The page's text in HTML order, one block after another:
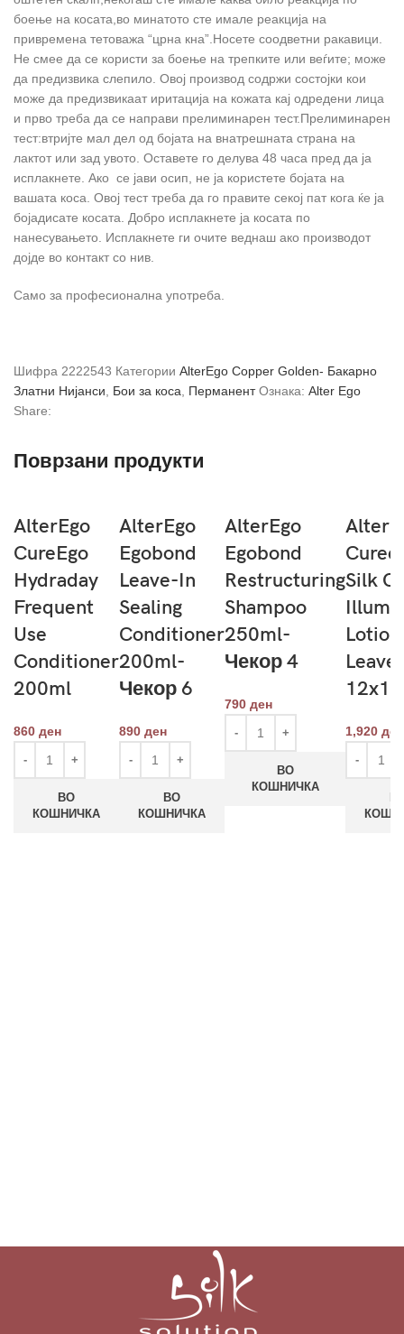
боење на косата,во минатото сте имале реакција на
привремена тетоважа “црна кна”.Носете соодветни ракавици.
Не смее да се користи за боење на трепките или веѓите; може
да предизвика слепило. Овој производ содржи состојки кои
може да предизвикаат иритација на кожата кај одредени лица
и прво треба да се направи прелиминарен тест.Прелиминарен
тест:втријте мал дел од бојата на внатрешната страна на
лактот или зад увото. Оставете го делува 48 часа пред да ја
исплакнете. Ако се јави осип, не ја користете бојата на
вашата коса. Овој тест треба да го правите секој пат кога ќе ја
бојадисате косата. Добро исплакнете ја косата по
нанесувањето. Исплакнете ги очите веднаш ако производот
дојде во контакт со нив.
Само за професионална употреба.
Шифра 2222543 Категории AlterEgo Copper Golden- Бакарно
Златни Нијанси
Бои за коса Перманент Ознака: Alter Ego
Share:
Поврзани продукти
AlterEgo
CureEgo
Hydraday
Frequent
Use
Conditioner
200ml
860 ден
ВО
КОШНИЧКА
AlterEgo
Egobond
Leave-In
Sealing
Conditioner
200ml-
Чекор 6
890 ден
ВО
КОШНИЧКА
AlterEgo
Egobond
Restructuring
Shampoo
250ml-
Чекор 4
790 ден
ВО
КОШНИЧКА
Silk
Lotion
1,920 ден